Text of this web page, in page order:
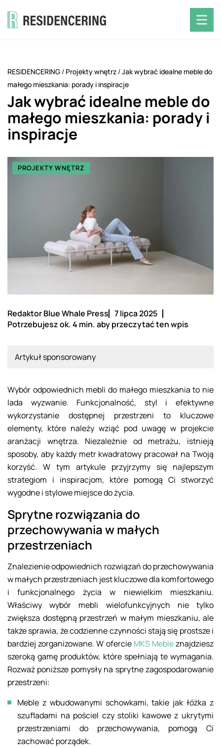
RESIDENCERING / Projekty wnętrz /Jak wybrać idealne meble do
małego mieszkania: porady i inspiracje
Jak wybrać idealne meble do
małego mieszkania: porady i
inspiracje
PROJEKTY WNĘTRZ
Redaktor Blue Whale Press 7 lipca 2025
Potrzebujesz ok. 4 min. aby przeczytać ten wpis
Artykuł sponsorowany
Wybór odpowiednich mebli do małego mieszkania to nie
lada wyzwanie. Funkcjonalność, styl i efektywne
wykorzystanie dostępnej przestrzeni to kluczowe
elementy, które należy wziąć pod uwagę w projekcie
aranżacji wnętrza. Niezależnie od metrażu, istnieją
sposoby, aby każdy metr kwadratowy pracował na Twoją
korzyść. W tym artykule przyjrzymy się najlepszym
strategiom i inspiracjom, które pomogą Ci stworzyć
wygodne i stylowe miejsce do życia.
Sprytne rozwiązania do
przechowywania w małych
przestrzeniach
Znalezienie odpowiednich rozwiązań do przechowywania
w małych przestrzeniach jest kluczowe dla komfortowego
i funkcjonalnego życia w niewielkim mieszkaniu.
Właściwy wybór mebli wielofunkcyjnych nie tylko
zwiększa dostępną przestrzeń w małym mieszkaniu, ale
także sprawia, że codzienne czynności stają się prostsze i
bardziej zorganizowane. W ofercie MKS Mebleznajdziesz
szeroką gamę produktów, które spełniają te wymagania.
Rozważ poniższe pomysły na sprytne zagospodarowanie
przestrzeni:
Meble z wbudowanymi schowkami, takie jak łóżka z
szufladami na pościel czy stoliki kawowe z ukrytymi
przestrzeniami do przechowywania, pomogą Ci
zachować porządek.